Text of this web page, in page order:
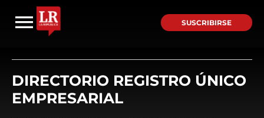
SUSCRIBIRSE
DIRECTORIO REGISTRO ÚNICO
EMPRESARIAL